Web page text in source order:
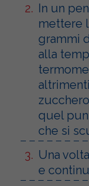
In un
mettere
grammi
alla
quel
che si
Una
e